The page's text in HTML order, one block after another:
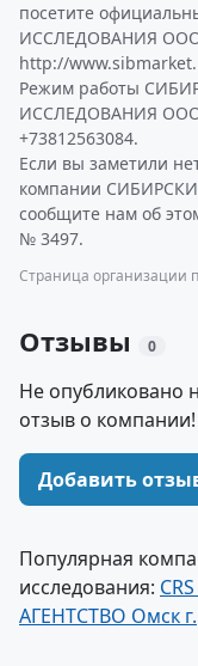
посетите
ИССЛЕДОВАНИЯ
http://
Режим работы
ИССЛЕДОВАНИЯ ООО
+73812563084.
Если вы заметили
компании
сообщите нам об
№ 3497.
Страница организации
Отзывы 0
Не опубликовано
отзыв о компании!
Добавить
Популярная
исследования:
АГЕНТСТВО Омск г.